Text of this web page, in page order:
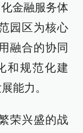
金融服务体
园区为核心
融合的协同
和规范化建
能力。
荣兴盛的战